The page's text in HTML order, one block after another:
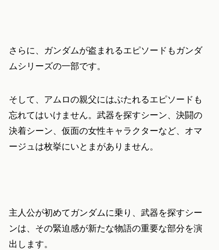
さらに、ガンダムが盗まれるエピソードもガンダ
ムシリーズの一部です。
そして、アムロの親父にはぶたれるエピソードも
忘れてはいけません。武器を探すシーン、決闘の
決着シーン、仮面の女性キャラクターなど、オマ
ージュは枚挙にいとまがありません。
主人公が初めてガンダムに乗り、武器を探すシー
ンは、その緊迫感が新たな物語の重要な部分を演
出します。